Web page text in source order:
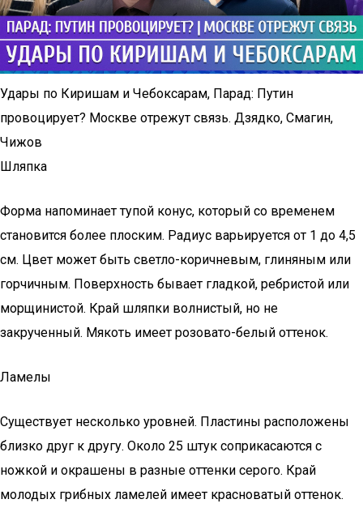
Удары по Киришам и Чебоксарам, Парад: Путин
провоцирует? Москве отрежут связь. Дзядко, Смагин,
Чижов
Шляпка
Форма напоминает тупой конус, который со временем
становится более плоским. Радиус варьируется от 1 до 4,5
см. Цвет может быть светло-коричневым, глиняным или
горчичным. Поверхность бывает гладкой, ребристой или
морщинистой. Край шляпки волнистый, но не
закрученный. Мякоть имеет розовато-белый оттенок.
Ламелы
Существует несколько уровней. Пластины расположены
близко друг к другу. Около 25 штук соприкасаются с
ножкой и окрашены в разные оттенки серого. Край
молодых грибных ламелей имеет красноватый оттенок.